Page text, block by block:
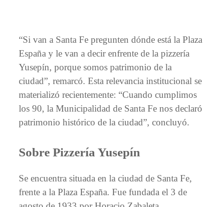
“Si van a Santa Fe pregunten dónde está la Plaza
España y le van a decir enfrente de la pizzería
Yusepín, porque somos patrimonio de la
ciudad”, remarcó. Esta relevancia institucional se
materializó recientemente: “Cuando cumplimos
los 90, la Municipalidad de Santa Fe nos declaró
patrimonio histórico de la ciudad”, concluyó.
Sobre Pizzería Yusepín
Se encuentra situada en la ciudad de Santa Fe,
frente a la Plaza España. Fue fundada el 3 de